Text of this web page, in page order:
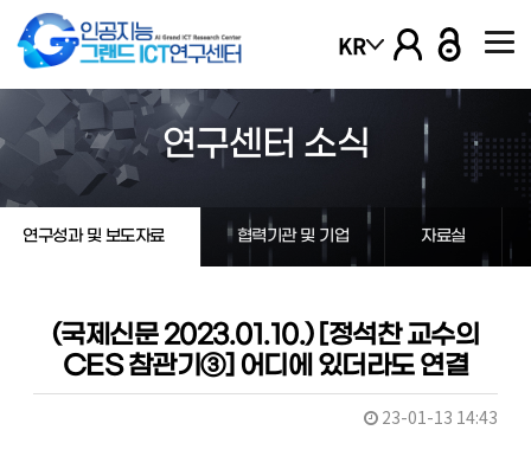
본문 바로가기
KR
열기
열기
열기
열기
연구센터 소식
연구성과 및 보도자료 협력기관 및 기업 자료실
(국제신문 2023.01.10.) [정석찬 교수의
CES 참관기③] 어디에 있더라도 연결
23-01-13 14:43